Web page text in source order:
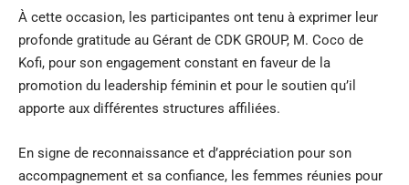
À cette occasion, les participantes ont tenu à exprimer leur
profonde gratitude au Gérant de CDK GROUP, M. Coco de
Kofi, pour son engagement constant en faveur de la
promotion du leadership féminin et pour le soutien qu’il
apporte aux différentes structures affiliées.
En signe de reconnaissance et d’appréciation pour son
accompagnement et sa confiance, les femmes réunies pour